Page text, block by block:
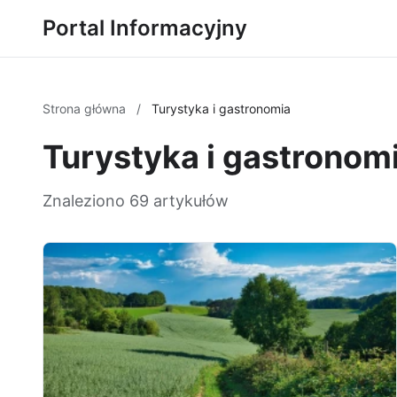
Portal Informacyjny
Strona główna / Turystyka i gastronomia
Turystyka i
Znaleziono 69 artykułów